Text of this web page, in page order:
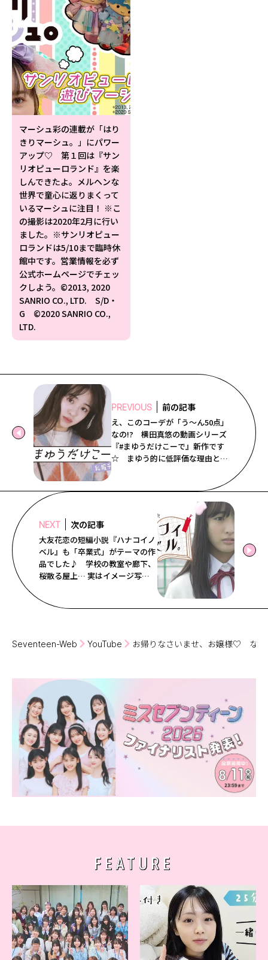
マーシュ彩の連載が「はり
きりマーシュ。」にパワー
アップ♡ 第１回は『サン
リオピューロランド』を楽
しんできたよ。メルヘンな
世界で童心に返りまくって
いるマーシュに注目！ ※こ
の撮影は2020年2月に行い
ました。※サンリオピュー
ロランドは5/10まで臨時休
館中です。営業情報を必ず
公式ホームページでチェッ
クしよう。©2013, 2020
SANRIO CO., LTD. S/D・
G ©2020 SANRIO CO.,
LTD.
PREVIOUS 前の記事
え、このコーデが「う〜ん50点」
なの!? 横田真悠の動画シリーズ
『#まゆうだけこーで』新作です
☆ まゆう的に低評価な理由と
は…？
NEXT 次の記事
大友花恋の短編小説『ハナコイノ
ベル』も「卒業式」がテーマの作
品でした♪ 学校の教室や廊下、
桜散る屋上… 実はイメージ写真
メイキング風景、そして動画限定
の花恋のカルチャー紹介もどう
Seventeen-Web YouTube お帰りなさいませ、お嬢様♡ な
FEATURE